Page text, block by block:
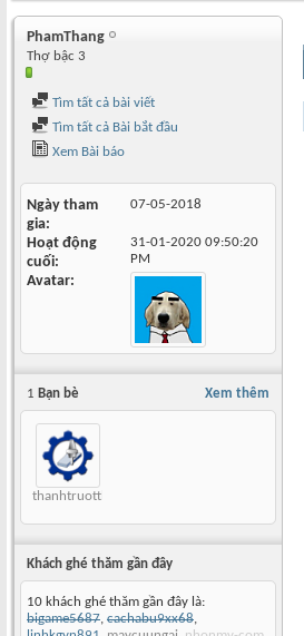
PhamThang
Thợ bậc 3
Tìm tất cả bài viết
Tìm tất cả Bài bắt đầu
Xem Bài báo
Ngày tham
gia
07-05-2018
Hoạt động
cuối
31-01-2020 09:50:20
PM
Avatar
Xem thêm
1 Bạn bè
thanhtruottbi
Khách ghé thăm gần đây
10 khách ghé thăm gần đây là:
bigame5687, cachabu9xx68,